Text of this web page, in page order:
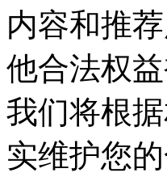
内容和推
他合法权
我们将根
实维护您